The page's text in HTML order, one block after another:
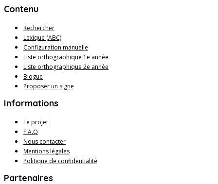
Contenu
Rechercher
Lexique (ABC)
Configuration manuelle
Liste orthographique 1e année
Liste orthographique 2e année
Blogue
Proposer un signe
Informations
Le projet
F.A.Q
Nous contacter
Mentions légales
Politique de confidentialité
Partenaires